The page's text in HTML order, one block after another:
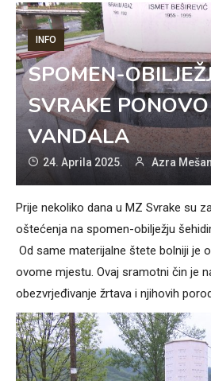
INFO
SPOMEN-
SVRAKE
VANDALA
24. Aprila 2025. Azra
Prije nekoliko dana u MZ Svrake su
oštećenja na spomen-obilježju
Od same materijalne štete bolniji je
ovome mjestu. Ovaj sramotni čin je
obezvrjeđivanje žrtava i njihovih